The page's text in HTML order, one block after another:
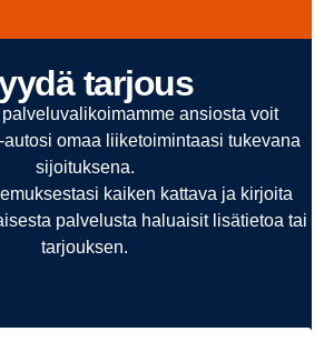
tarjous
ansiosta voit
omaa liiketoimintaasi tukevana
sijoituksena.
kaiken kattava ja kirjoita
palvelusta haluaisit lisätietoa tai
tarjouksen.